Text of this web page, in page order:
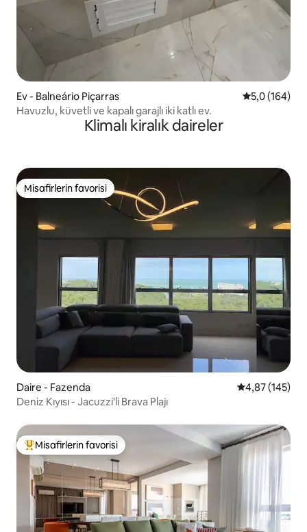
Ev - Balneário Piçarras 5 üzerinden
5,0 (164)
Havuzlu, küvetli ve kapalı garajlı iki katlı ev.
Klimalı kiralık daireler
Misafirlerin favorisi
Misafirlerin favorisi
Daire - Fazenda 5 üzerinden
4,87 (145)
Deniz Kıyısı - Jacuzzi'li Brava Plajı
Misafirlerin favorilerinden en beğenilenler arasında
Misafirlerin favorisi